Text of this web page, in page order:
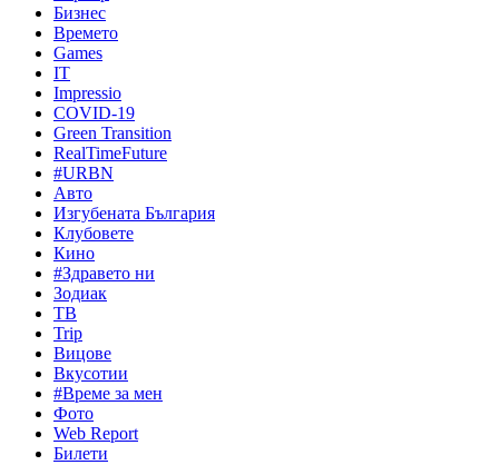
Бизнес
Времето
Games
IT
Impressio
COVID-19
Green Transition
RealTimeFuture
#URBN
Авто
Изгубената България
Клубовете
Кино
#Здравето ни
Зодиак
ТВ
Trip
Вицове
Вкусотии
#Време за мен
Фото
Web Report
Билети